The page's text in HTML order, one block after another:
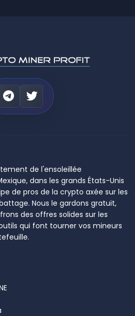
de l'ensoleillée
dans les grands États-Unis
de pros de la crypto axée sur les
Nous le gardons gratuit,
des offres solides sur les
qui font tourner vos mineurs